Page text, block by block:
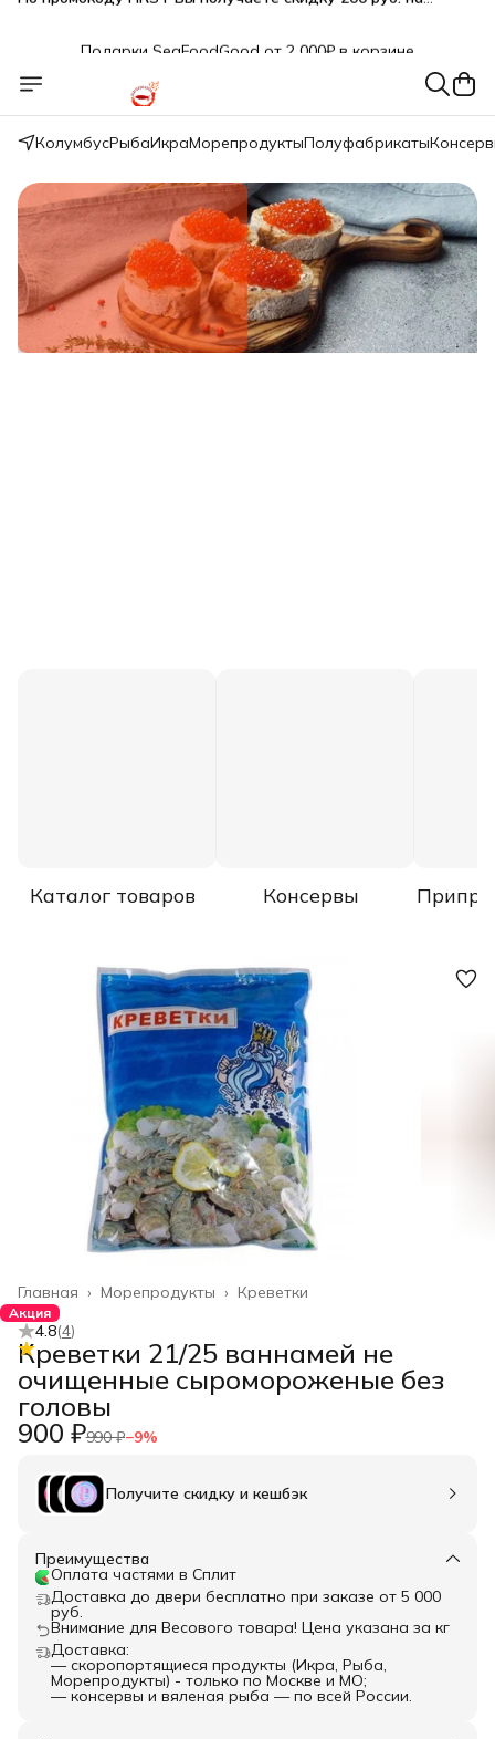
при оплате наличными
🎁 Бесплатная доставка при заказе от 5 000 руб.
КолумбусРыбаИкраМорепродуктыПолуфабрикаты
Каталог товаров Консервы
Креветки
Морепродукты ›
Главная ›
Акция
4.8(4)
Креветки 21/25 ваннамей не
очищенные сыромороженые без
головы
900 ₽990 ₽−9%
Получите скидку и кешбэк
Преимущества
Оплата частями в Сплит
Доставка до двери бесплатно при заказе от 5 000
руб.
Внимание для Весового товара! Цена указана за кг
Доставка:
— скоропортящиеся продукты (Икра, Рыба,
Морепродукты) - только по Москве и МО;
— консервы и вяленая рыба — по всей России.